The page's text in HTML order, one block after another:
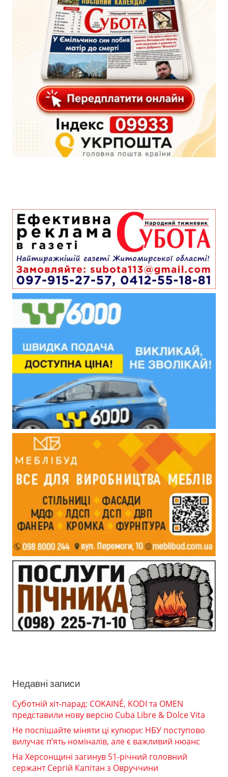
Недавні записи
Суботній хіт-парад: COKAINÉ, KODI та OMEN
представили нову версію Cuba Libre & Dolce Vita
Не поспішайте міняти ці купюри: НБУ поступово
вилучає п’ять номіналів, але є важливий нюанс
На Херсонщині загинув 51-річний головний
сержант Сергій Капітан з Овруччини